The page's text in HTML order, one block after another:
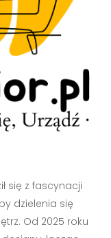
się z fascynacji
dzielenia się
Od 2025 roku